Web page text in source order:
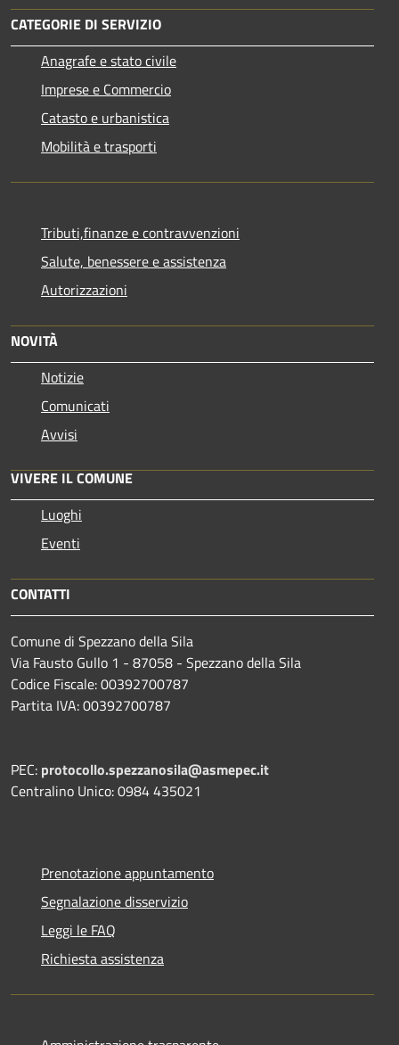
CATEGORIE DI SERVIZIO
Anagrafe e stato civile
Imprese e Commercio
Catasto e urbanistica
Mobilità e trasporti
Tributi,finanze e contravvenzioni
Salute, benessere e assistenza
Autorizzazioni
NOVITÀ
Notizie
Comunicati
Avvisi
VIVERE IL COMUNE
Luoghi
Eventi
CONTATTI
Comune di Spezzano della Sila
Via Fausto Gullo 1 - 87058 - Spezzano della Sila
Codice Fiscale: 00392700787
Partita IVA: 00392700787
PEC: protocollo.spezzanosila@asmepec.it
Centralino Unico: 0984 435021
Prenotazione appuntamento
Segnalazione disservizio
Leggi le FAQ
Richiesta assistenza